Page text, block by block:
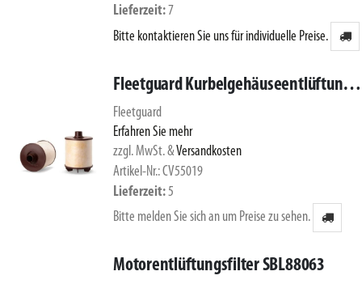
Lieferzeit 7
Bitte kontaktieren Sie uns für individuelle Preise.
Fleetguard Kurbelgehäuseentlüftung CV55019
Fleetguard
Erfahren Sie mehr
zzgl. MwSt.&Versandkosten
Artikel-Nr.: CV55019
Lieferzeit 5
Bitte melden Sie sich an um Preise zu sehen.
Motorentlüftungsfilter SBL88063